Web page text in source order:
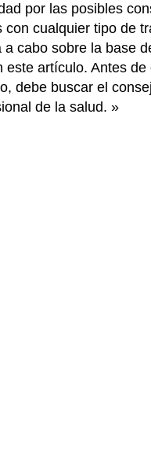
por las posibles
con cualquier tipo de
a cabo sobre la base
este artículo. Antes de
debe buscar el
de la salud. »